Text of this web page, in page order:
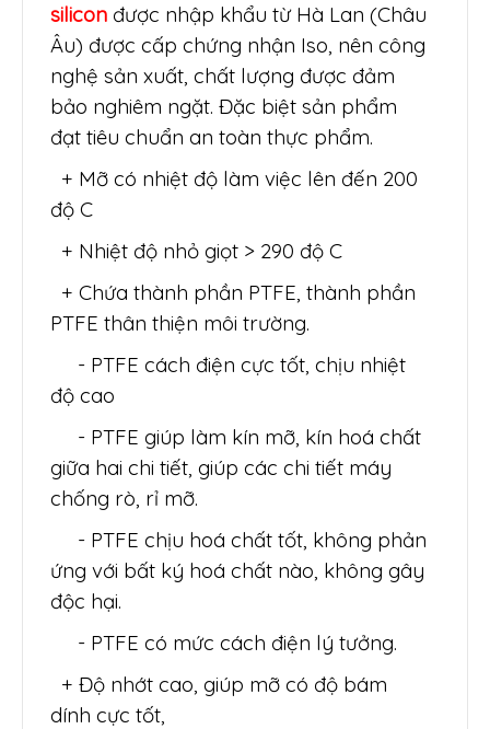
silicon được nhập khẩu từ Hà Lan (Châu
Âu) được cấp chứng nhận Iso, nên công
nghệ sản xuất, chất lượng được đảm
bảo nghiêm ngặt. Đặc biệt sản phẩm
đạt tiêu chuẩn an toàn thực phẩm.
+ Mỡ có nhiệt độ làm việc lên đến 200
độ C
+ Nhiệt độ nhỏ giọt > 290 độ C
+ Chứa thành phần PTFE, thành phần
PTFE thân thiện môi trường.
- PTFE cách điện cực tốt, chịu nhiệt
độ cao
- PTFE giúp làm kín mỡ, kín hoá chất
giữa hai chi tiết, giúp các chi tiết máy
chống rò, rỉ mỡ.
- PTFE chịu hoá chất tốt, không phản
ứng với bất ký hoá chất nào, không gây
độc hại.
- PTFE có mức cách điện lý tưởng.
+ Độ nhớt cao, giúp mỡ có độ bám
dính cực tốt,